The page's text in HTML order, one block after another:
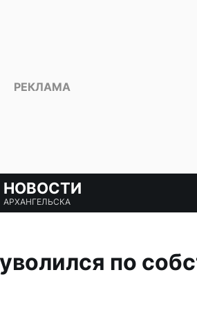
НОВОСТИ
АРХАНГЕЛЬСКА
по